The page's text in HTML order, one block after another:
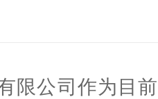
限公司作为目